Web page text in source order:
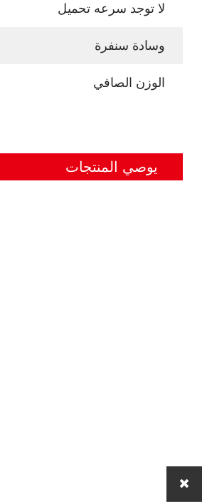
لا توجد سرعه تحميل
وسادة سنفرة
الوزن الصافي
يوصي المنتجات